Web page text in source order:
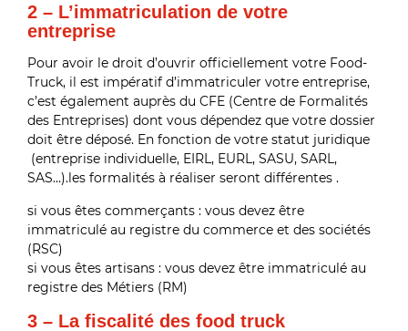
2 – L’immatriculation de votre
entreprise
Pour avoir le droit d’ouvrir officiellement votre Food-
Truck, il est impératif d’immatriculer votre entreprise,
c’est également auprès du CFE (Centre de Formalités
des Entreprises) dont vous dépendez que votre dossier
doit être déposé. En fonction de votre statut juridique
(entreprise individuelle, EIRL, EURL, SASU, SARL,
SAS…).les formalités à réaliser seront différentes .
si vous êtes commerçants : vous devez être
immatriculé au registre du commerce et des sociétés
(RSC)
si vous êtes artisans : vous devez être immatriculé au
registre des Métiers (RM)
3 – La fiscalité des food truck